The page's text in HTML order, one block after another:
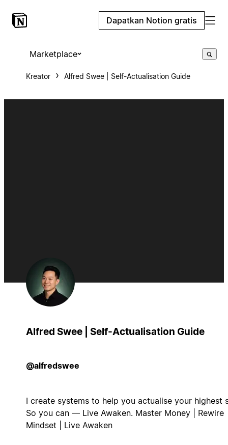
Dapatkan Notion gratis
Marketplace
Kreator Alfred Swee | Self-Actualisation Guide
Alfred Swee | Self-Actualisation Guide
@alfredswee
I create systems to help you actualise your highest
So you can — Live Awaken. Master Money | Rewire
Mindset | Live Awaken